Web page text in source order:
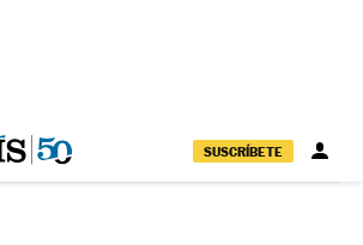
SUSCRÍBETE